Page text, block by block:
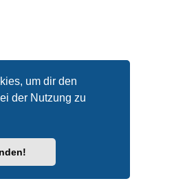
um dir den
der Nutzung zu